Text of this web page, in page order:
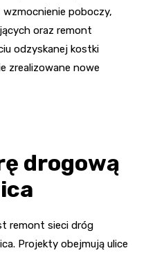
poboczy,
oraz remont
odzyskanej kostki
zrealizowane nowe
drogową
remont sieci dróg
Projekty obejmują ulice